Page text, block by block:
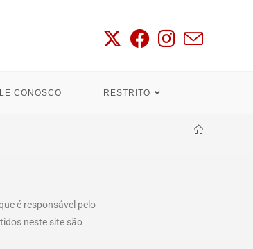
CONOSCO RESTRITO
é responsável pelo
neste site são